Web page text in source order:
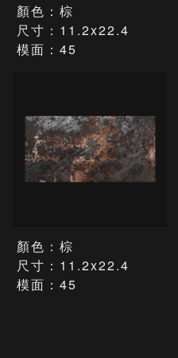
顏色：棕
尺寸：11.2x22.4
模面：45
顏色：棕
尺寸：11.2x22.4
模面：45